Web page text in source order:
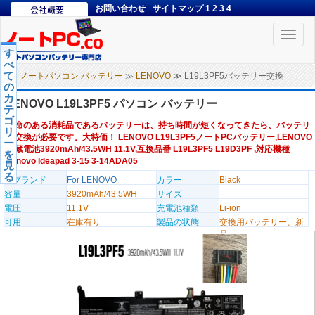
お問い合わせ サイトマップ 1 2 3 4
Toggle
ノートパソコン バッテリー ≫ LENOVO ≫ L19L3PF5バッテリー交換
す
べ
て
の
カ
テ
ゴ
リ
ー
を
見
る
LENOVO L19L3PF5 パソコン バッテリー
寿命のある消耗品であるバッテリーは、持ち時間が短くなってきたら、バッテリ
ー交換が必要です。大特価！ LENOVO L19L3PF5ノートPCバッテリー,LENOVO
内蔵電池3920mAh/43.5WH 11.1V,互換品番 L19L3PF5 L19D3PF ,対応機種
Lenovo Ideapad 3-15 3-14ADA05
のブランド
For LENOVO カラー
Black
容量
3920mAh/43.5WH
サイズ
電圧
11.1V 充電池種類
Li-ion
可用
在庫有り 製品の状態
交換用バッテリー、新
品